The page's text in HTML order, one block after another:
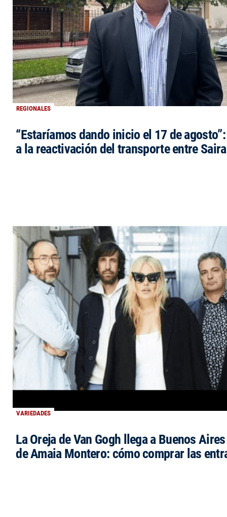
REGIONALES
“Estaríamos dando inicio el 17 de
a la reactivación del transporte entre
VARIEDADES
La Oreja de Van Gogh llega a Buenos
de Amaia Montero: cómo comprar las